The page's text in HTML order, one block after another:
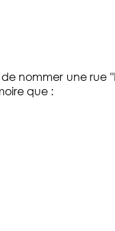
nommer une rue
que :